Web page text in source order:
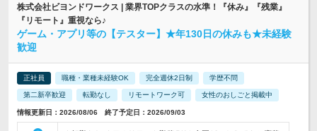
株式会社ビヨンドワークス | 業界TOPクラスの水準！『休み』『残業』
『リモート』重視なら♪
ゲーム・アプリ等の【テスター】★年130日の休みも★未経験
歓迎
正社員 職種・業種未経験OK 完全週休2日制 学歴不問
第二新卒歓迎 転勤なし リモートワーク可 女性のおしごと掲載中
情報更新日：2026/08/06 終了予定日：2026/09/03